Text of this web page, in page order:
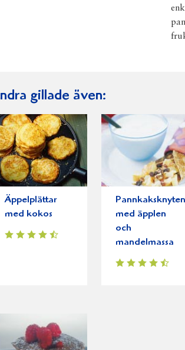
gillade även:
Äppelplättar
med kokos
Pannkaksknyten
med äpplen
och
mandelmassa